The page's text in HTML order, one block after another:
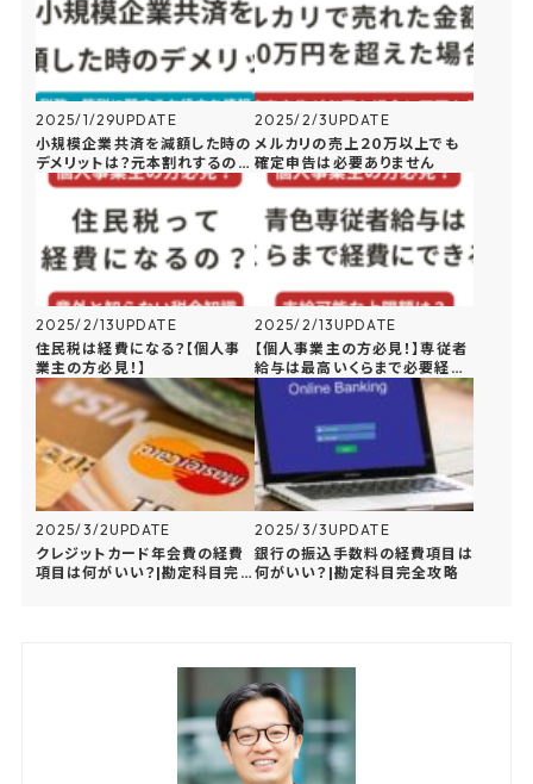
2025/1/29UPDATE
小規模企業共済を減額した時の
デメリットは？元本割れするの
か？
2025/2/3UPDATE
メルカリの売上２０万以上でも
確定申告は必要ありません
2025/2/13UPDATE
住民税は経費になる？【個人事
業主の方必見！】
2025/2/13UPDATE
【個人事業主の方必見！】専従者
給与は最高いくらまで必要経費
にできる？
2025/3/2UPDATE
クレジットカード年会費の経費
項目は何がいい？|勘定科目完
2025/3/3UPDATE
銀行の振込手数料の経費項目は
何がいい？|勘定科目完全攻略